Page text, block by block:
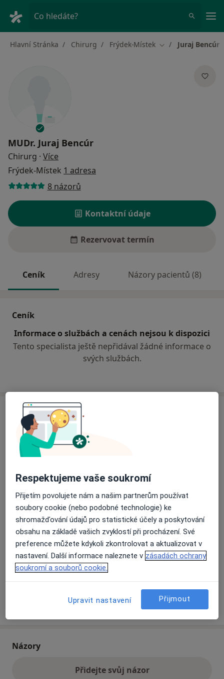
Co hledáte?
Hlavní Stránka Chirurg Frýdek-Místek Změna města
Juraj Bencúr
MUDr. Juraj Bencúr
Chirurg · Více
Frýdek-Místek 1 adresa
8 názorů
Kontaktní údaje
Rezervovat termín
Ceník Adresy Názory pacientů (8)
Ceník
Informace o službách a cenách nejsou k dispozici
Tento specialista ještě nepřidával žádné informace o
svých službách.
Adresa
Nemocnice ve Frýdku-Místku, p.o.
Elišky Krásnohorské 321,
Přiblížit mapuse otevře v nové záložce
Dostupnost
Na této adrese online kalendář není aktivní
Co mám v takové situaci udělat?
Způsoby platby (soukromé návštěvy)
Na teto adrese lékař přijímá pacienty na pojišťovnu
Víceo adrese
Názory
Přidejte svůj názor
Respektujeme vaše soukromí
Přijetím povolujete nám a našim partnerům používat
soubory cookie (nebo podobné technologie) ke
shromažďování údajů pro statistické účely a poskytování
obsahu na základě vašich zvyklostí při procházení. Své
preference můžete kdykoli zkontrolovat a aktualizovat v
nastavení. Další informace naleznete v zásadách ochrany
soukromí a souborů cookie.
Upravit nastavení Přijmout